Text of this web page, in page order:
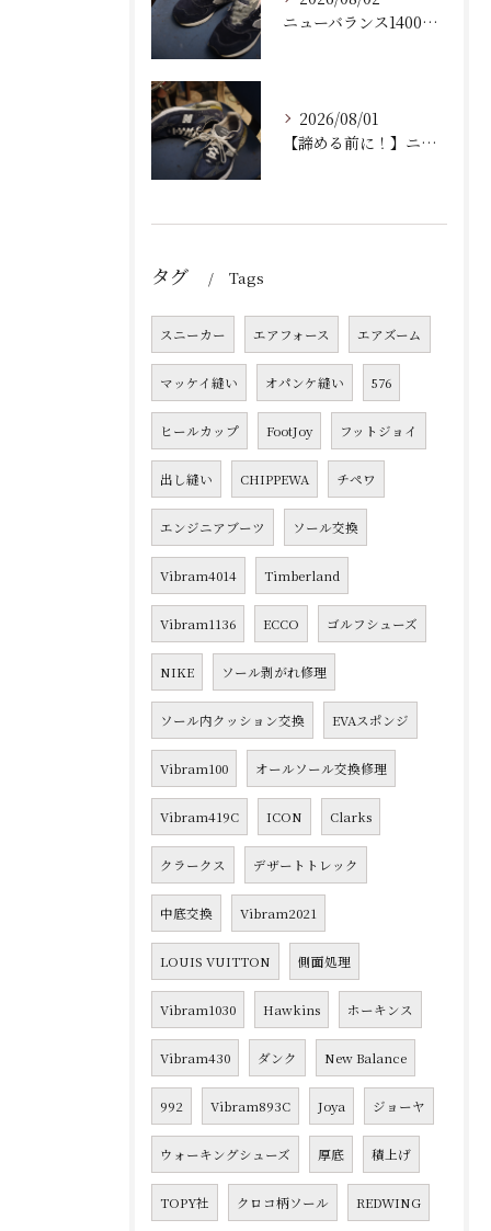
ニューバランス1400のベロ（タン）合皮剥がれ・劣化を本革で劇的修復！耐久性を格段に高めるプロの本格修理
2026/08/01
【諦める前に！】ニューバランス993の加水分解は直せる！Vibramソールで蘇るオールソール交換修理の徹底解説
タグ Tags
スニーカー エアフォース エアズーム
マッケイ縫い オパンケ縫い 576
ヒールカップ FootJoy フットジョイ
出し縫い CHIPPEWA チペワ
エンジニアブーツ ソール交換
Vibram4014 Timberland
Vibram1136 ECCO ゴルフシューズ
NIKE ソール剥がれ修理
ソール内クッション交換 EVAスポンジ
Vibram100 オールソール交換修理
Vibram419C ICON Clarks
クラークス デザートトレック
中底交換 Vibram2021
LOUIS VUITTON 側面処理
Vibram1030 Hawkins ホーキンス
Vibram430 ダンク New Balance
992 Vibram893C Joya ジョーヤ
ウォーキングシューズ 厚底 積上げ
TOPY社 クロコ柄ソール REDWING